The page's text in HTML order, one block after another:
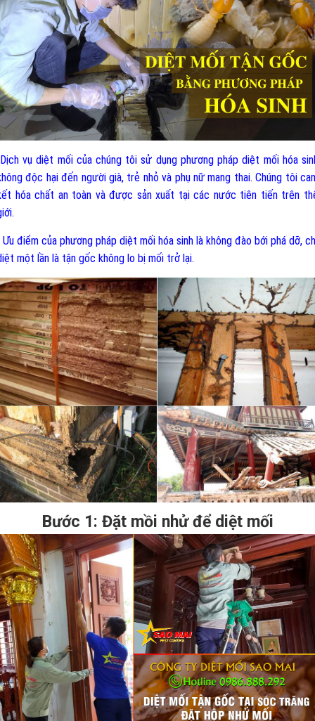
vụ diệt mối của chúng tôi sử dụng phương pháp diệt mối hóa
độc hại đến người già, trẻ nhỏ và phụ nữ mang thai. Chúng tôi
hóa chất an toàn và được sản xuất tại các nước tiên tiến trên
Ưu điểm của phương pháp diệt mối hóa sinh là không đào bới phá dỡ,
một lần là tận gốc không lo bị mối trở lại.
Bước 1: Đặt mồi nhử để diệt mối